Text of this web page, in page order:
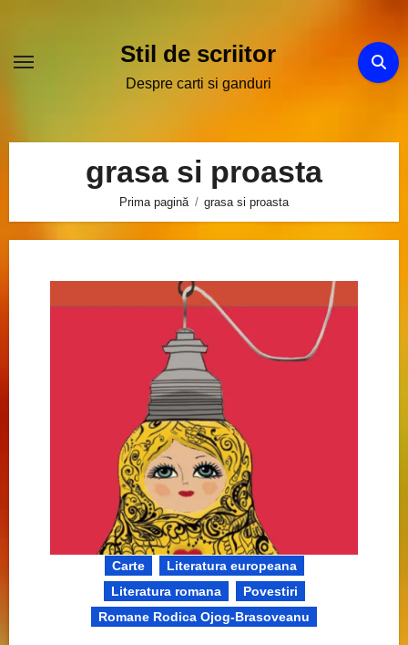
conținut
Stil de scriitor
Despre carti si ganduri
grasa si proasta
Prima pagină grasa si proasta
Carte
Literatura europeana
Literatura romana
Povestiri
Romane Rodica Ojog-Brasoveanu